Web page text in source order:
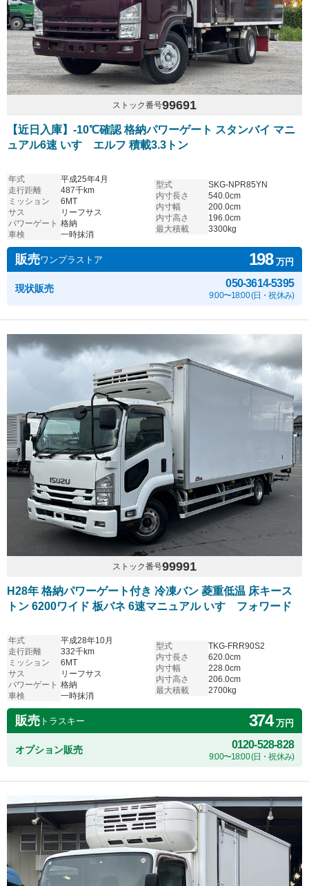
ストック番号99691
【近日入庫】-10℃確認 格納パワーゲート スタンバイ マニ
ュアル6速 いすゞエルフ 積載3.3トン
年式
平成25年4月
走行距離
487千km
ミッション
6MT
サス
リーフサス
パワーゲート 格納
車検
一時抹消
型式
SKG-NPR85YN
内寸長さ
540.0cm
内寸幅
200.0cm
内寸高さ
196.0cm
最大積載
3300kg
販売ワンプラストア 198万円
現状販売 050-3614-5395
9:00〜18:00 (日・祝休み)
ストック番号99991
H28年 格納パワーゲート付き 冷凍バン 菱重低温 床キース
トン 6200ワイド 板バネ 6速マニュアル いすゞフォワード
年式
平成28年10月
走行距離
332千km
ミッション
6MT
サス
リーフサス
パワーゲート 格納
車検
一時抹消
型式
TKG-FRR90S2
内寸長さ
620.0cm
内寸幅
228.0cm
内寸高さ
206.0cm
最大積載
2700kg
販売 トラスキー 374万円
オプション販売 0120-528-828
9:00〜18:00 (日・祝休み)